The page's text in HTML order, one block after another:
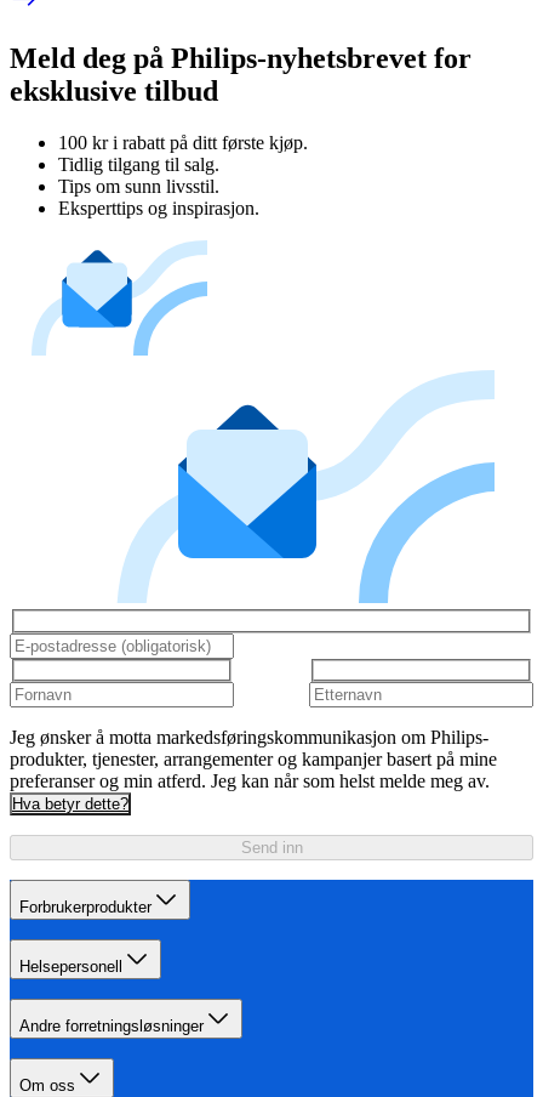
Meld deg på Philips-nyhetsbrevet for
eksklusive tilbud
100 kr i rabatt på ditt første kjøp.
Tidlig tilgang til salg.
Tips om sunn livsstil.
Eksperttips og inspirasjon.
Jeg ønsker å motta markedsføringskommunikasjon om Philips-
produkter, tjenester, arrangementer og kampanjer basert på mine
preferanser og min atferd. Jeg kan når som helst melde meg av.
Hva betyr dette?
Send inn
Forbrukerprodukter
Helsepersonell
Andre forretningsløsninger
Om oss